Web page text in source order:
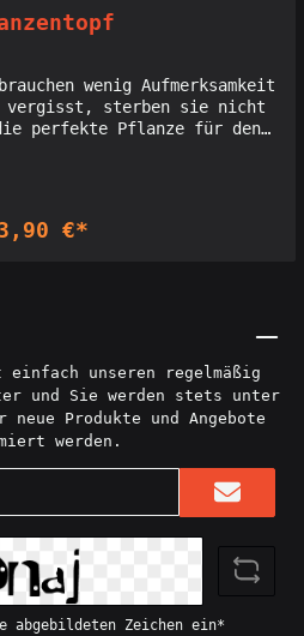
wenig Aufmerksamkeit
vergisst, sterben sie nicht
perfekte Pflanze für den
dienen. Damit deine
€*
unseren regelmäßig
und Sie werden stets unter
Produkte und Angebote
werden.
abgebildeten Zeichen ein*